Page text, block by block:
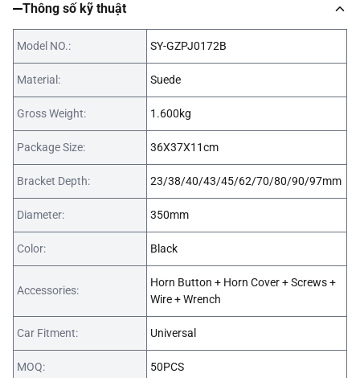
Thông số kỹ thuật
Model NO.: SY-GZPJ0172B
Material: Suede
Gross Weight: 1.600kg
Package Size: 36X37X11cm
Bracket Depth: 23/38/40/43/45/62/70/80/90/97mm
Diameter: 350mm
Color: Black
Accessories:
Horn Button + Horn Cover + Screws +
Wire + Wrench
Car Fitment: Universal
MOQ: 50PCS